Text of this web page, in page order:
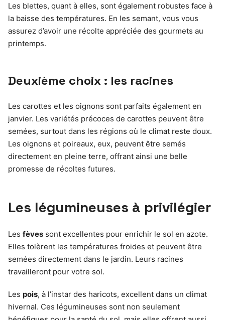
Les blettes, quant à elles, sont également robustes face à
la baisse des températures. En les semant, vous vous
assurez d’avoir une récolte appréciée des gourmets au
printemps.
Deuxième choix : les racines
Les carottes et les oignons sont parfaits également en
janvier. Les variétés précoces de carottes peuvent être
semées, surtout dans les régions où le climat reste doux.
Les oignons et poireaux, eux, peuvent être semés
directement en pleine terre, offrant ainsi une belle
promesse de récoltes futures.
Les légumineuses à privilégier
Les fèves sont excellentes pour enrichir le sol en azote.
Elles tolèrent les températures froides et peuvent être
semées directement dans le jardin. Leurs racines
travailleront pour votre sol.
Les pois, à l’instar des haricots, excellent dans un climat
hivernal. Ces légumineuses sont non seulement